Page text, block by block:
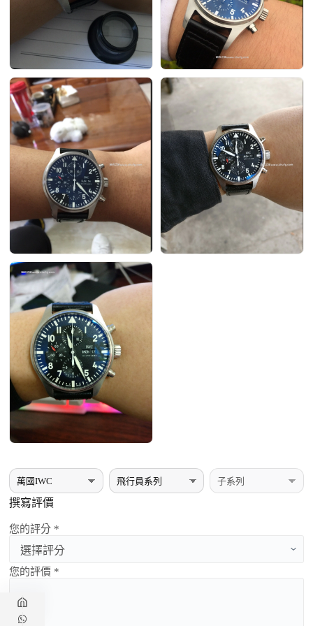
撰寫評價
您的評分 *
您的評價 *